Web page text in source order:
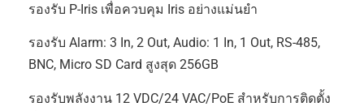
รองรับ P-Iris เพื่อควบคุม Iris อย่างแม่นยำ
รองรับ Alarm: 3 In, 2 Out, Audio: 1 In, 1 Out, RS-485,
BNC, Micro SD Card สูงสุด 256GB
รองรับพลังงาน 12 VDC/24 VAC/PoE สำหรับการติดตั้ง